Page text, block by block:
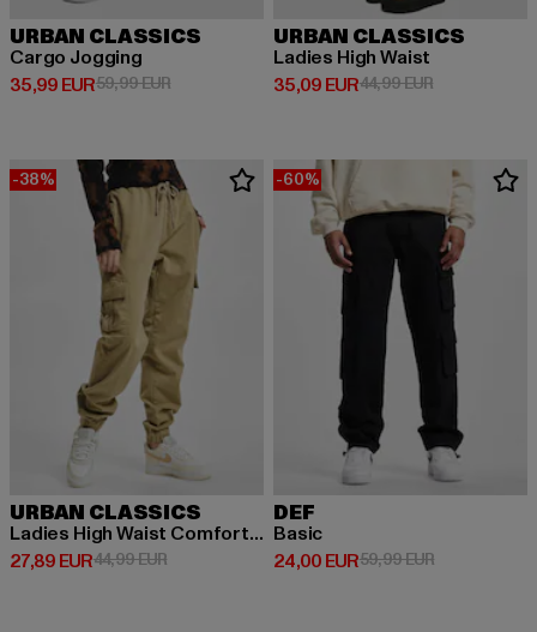
URBAN CLASSICS
Cargo Jogging
35,99 EUR
Derzeitiger Preis: 35,99 EUR
59,99 EURAktionspreis: 59,99 EUR
URBAN CLASSICS
Ladies High Waist
35,09 EUR
Derzeitiger Preis: 35,09 EUR
44,99 EURAktionspreis:
-38%
URBAN CLASSICS
Ladies High Waist Comfort Jogging
27,89 EUR
Derzeitiger Preis: 27,89 EUR
44,99 EURAktionspreis: 44,99 EUR
-60%
DEF
Basic
24,00 EUR
Derzeitiger Preis: 24,00 EUR
59,99 EURAktionspreis: